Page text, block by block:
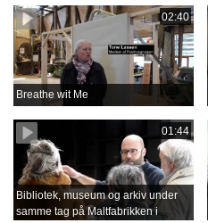
02:40
Breathe wit Me
01:44
Bibliotek, museum og arkiv under
samme tag på Maltfabrikken i